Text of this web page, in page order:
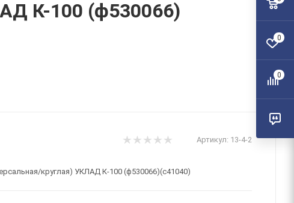
К-100 (ф530066)
Артикул: 13-4-2
круглая) УКЛАД К-100 (ф530066)(с41040)
0
0